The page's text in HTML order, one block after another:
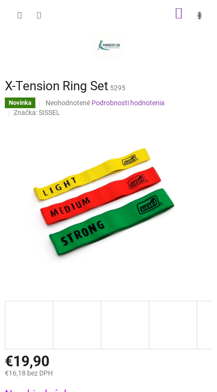
X-Tension Ring Set 5295
Novinka
Priemerné
hodnotenie
Neohodnotené Podrobnosti hodnotenia
Značka:SISSEL
€19,90
€16,18 bez DPH